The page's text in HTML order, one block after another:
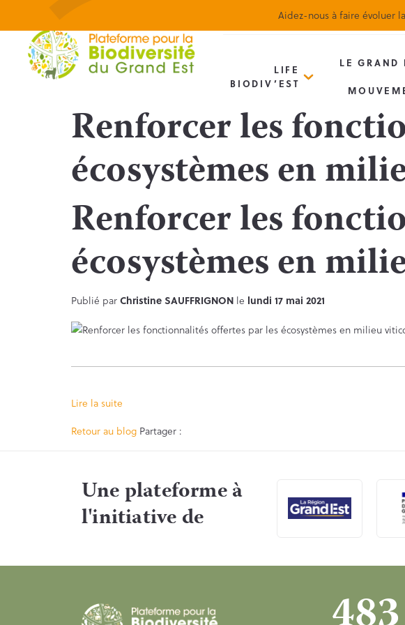
Aidez-nous à faire évoluer
LIFE
BIODIV’EST
LE GRAND
Renforcer les
écosystèmes en
Renforcer les
écosystèmes en
Publié parChristine SAUFFRIGNON le lundi 17 mai 2021
Lire la suite
Retour au blog Partager :
Une plateforme à
l'initiative de